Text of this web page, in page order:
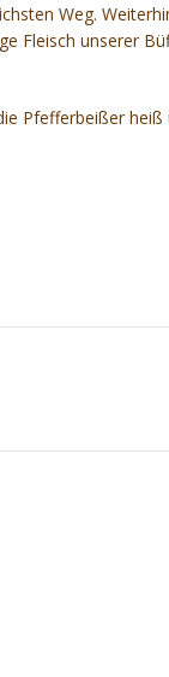
Weg.
Fleisch unserer
Pfefferbeißer